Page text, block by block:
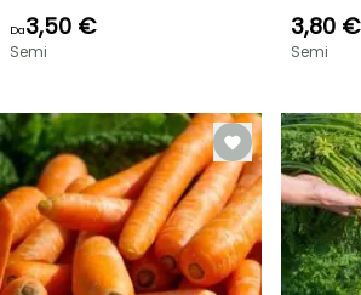
Da3,50 €
Semi
3,80 €
Semi